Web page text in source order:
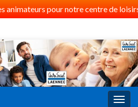
animateurs pour notre centre de